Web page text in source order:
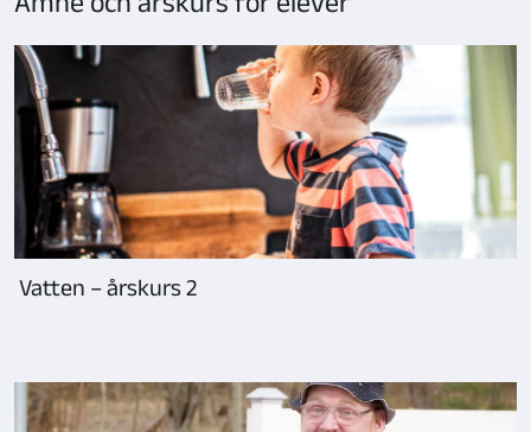
Vatten – årskurs 2